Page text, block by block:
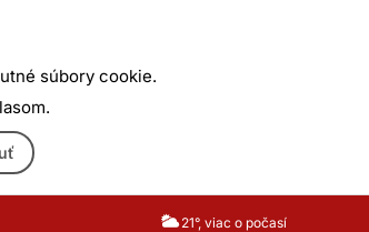
súbory cookie.
21°, viac o počasí